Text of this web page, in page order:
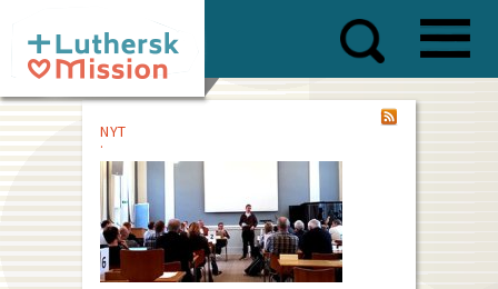
main
content
NYT